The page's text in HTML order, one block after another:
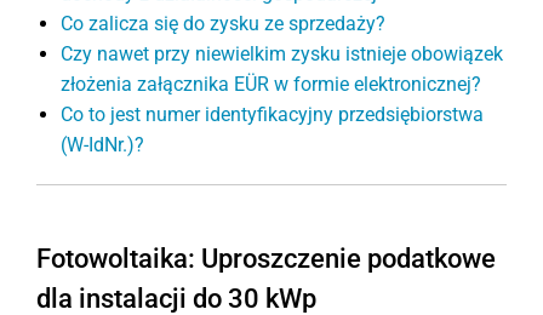
Co zalicza się do zysku ze sprzedaży?
Czy nawet przy niewielkim zysku istnieje obowiązek
złożenia załącznika EÜR w formie elektronicznej?
Co to jest numer identyfikacyjny przedsiębiorstwa
(W-IdNr.)?
Fotowoltaika: Uproszczenie podatkowe
dla instalacji do 30 kWp